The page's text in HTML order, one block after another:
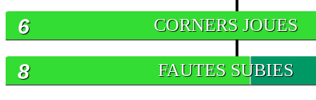
CORNERS JOUES
6
FAUTES SUBIES
8